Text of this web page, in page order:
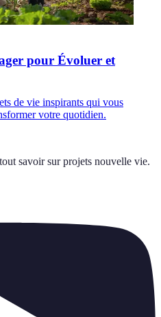
pour Évoluer et
de vie inspirants qui vous
votre quotidien.
savoir sur projets nouvelle vie.